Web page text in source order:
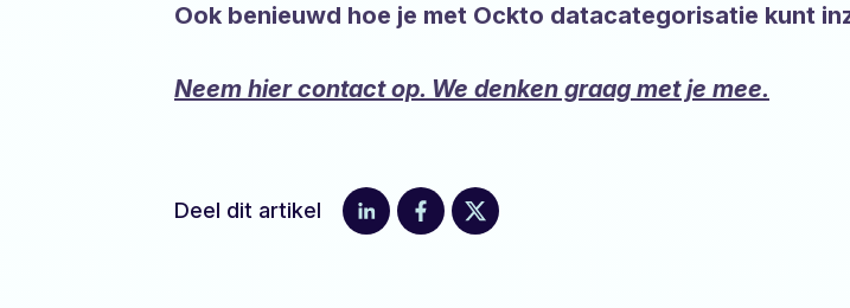
Ook benieuwd hoe je met Ockto datacategorisatie kunt
Neem hier contact op. We denken graag met je mee.
Deel dit artikel